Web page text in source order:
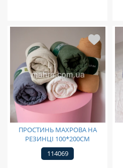
ПРОСТИНЬ МАХРОВА НА
РЕЗИНЦІ 100*200СМ
114069